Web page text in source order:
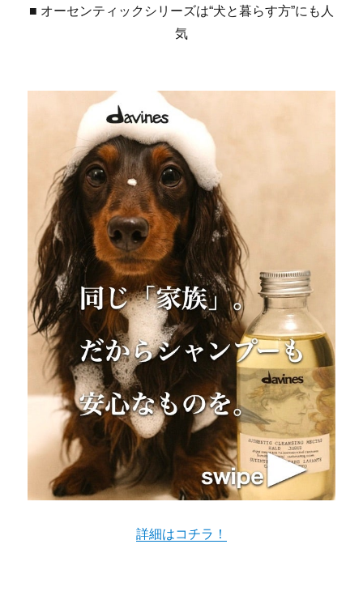
■ オーセンティックシリーズは“犬と暮らす方”にも人
気
詳細はコチラ！